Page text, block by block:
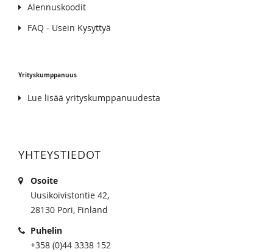
Alennuskoodit
FAQ - Usein Kysyttyä
Yrityskumppanuus
Lue lisää yrityskumppanuudesta
YHTEYSTIEDOT
Osoite
Uusikoivistontie 42,
28130 Pori, Finland
Puhelin
+358 (0)44 3338 152